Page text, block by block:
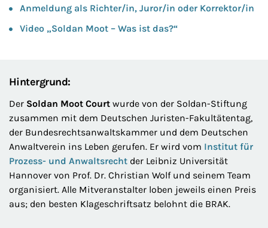
Anmeldung als Richter/in, Juror/in oder Korrektor/in
Video „Soldan Moot – Was ist das?“
Hintergrund:
Der Soldan Moot Court wurde von der Soldan-Stiftung
zusammen mit dem Deutschen Juristen-Fakultätentag,
der Bundesrechtsanwaltskammer und dem Deutschen
Anwaltverein ins Leben gerufen. Er wird vom Institut für
Prozess- und Anwaltsrecht der Leibniz Universität
Hannover von Prof. Dr. Christian Wolf und seinem Team
organisiert. Alle Mitveranstalter loben jeweils einen Preis
aus; den besten Klageschriftsatz belohnt die BRAK.